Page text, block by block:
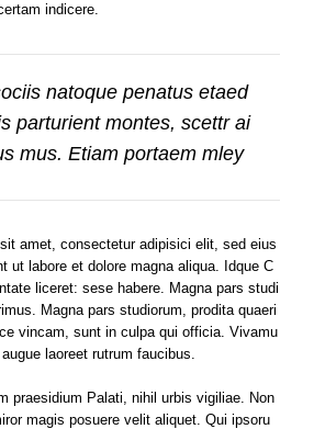
indicere.
natoque penatus etaed
parturient montes, scettr ai
mus. Etiam portaem mley
amet, consectetur adipisici elit, sed eius
ut labore et dolore magna aliqua. Idque C
liceret: sese habere. Magna pars studi
Magna pars studiorum, prodita quaeri
vincam, sunt in culpa qui officia. Vivamu
laoreet rutrum faucibus.
praesidium Palati, nihil urbis vigiliae. Non
magis posuere velit aliquet. Qui ipsoru